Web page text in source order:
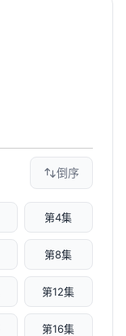
倒序
第4集
第8集
第12集
第16集